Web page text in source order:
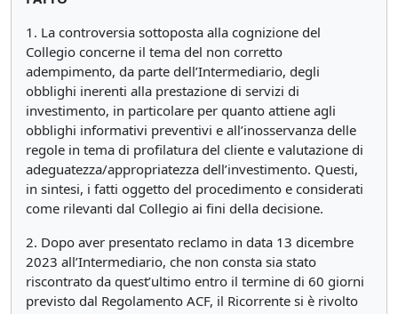
1. La controversia sottoposta alla cognizione del
Collegio concerne il tema del non corretto
adempimento, da parte dell’Intermediario, degli
obblighi inerenti alla prestazione di servizi di
investimento, in particolare per quanto attiene agli
obblighi informativi preventivi e all’inosservanza delle
regole in tema di profilatura del cliente e valutazione di
adeguatezza/appropriatezza dell’investimento. Questi,
in sintesi, i fatti oggetto del procedimento e considerati
come rilevanti dal Collegio ai fini della decisione.
2. Dopo aver presentato reclamo in data 13 dicembre
2023 all’Intermediario, che non consta sia stato
riscontrato da quest’ultimo entro il termine di 60 giorni
previsto dal Regolamento ACF, il Ricorrente si è rivolto